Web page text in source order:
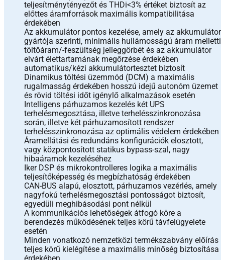
teljesítménytényezőt és THDi<3% értéket biztosít az
előttes áramforrások maximális kompatibilitása
érdekében
Az akkumulátor pontos kezelése, amely az akkumulátor
gyártója szerinti, minimális hullámosságú áram melletti
töltőáram/-feszültség jelleggörbét és az akkumulátor
elvárt élettartamának megőrzése érdekében
automatikus/kézi akkumulátortesztet biztosít
Dinamikus töltési üzemmód (DCM) a maximális
rugalmasság érdekében hosszú idejű autonóm üzemet
és rövid töltési időt igénylő alkalmazások esetén
Intelligens párhuzamos kezelés két UPS
terhelésmegosztása, illetve terhelésszinkronozása
során, illetve két párhuzamosított rendszer
terhelésszinkronozása az optimális védelem érdekében
Áramellátási és redundáns konfigurációk elosztott,
vagy központosított statikus bypass-szal, nagy
hibaáramok kezeléséhez
Iker DSP és mikrokontrolleres logika a maximális
teljesítőképesség és megbízhatóság érdekében
CAN-BUS alapú, elosztott, párhuzamos vezérlés, amely
nagyfokú terhelésmegosztási pontosságot biztosít,
egyedüli meghibásodási pont nélkül
A kommunikációs lehetőségek átfogó köre a
berendezés működésének teljes körű távfelügyelete
esetén
Minden vonatkozó nemzetközi termékszabvány előírás
teljes körű kielégítése a maximális minőség biztosítása